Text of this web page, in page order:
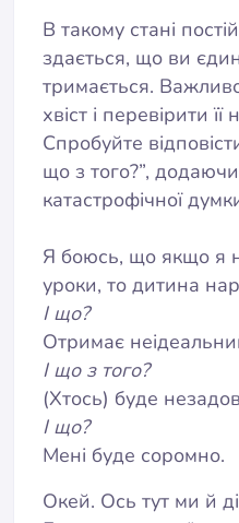
В такому стані
здається, що ви
тримається.
хвіст і перевірити
Спробуйте
що з того?”,
катастрофічної
Я боюсь, що якщо я
уроки, то дитина
І що?
Отримає
І що з того?
(Хтось) буде
І що?
Мені буде соромно.
Окей. Ось тут ми й